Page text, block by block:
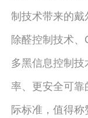
制技术带来的
除醛控制技术
多黑信息控制
率、更安全可
际标准，值得称